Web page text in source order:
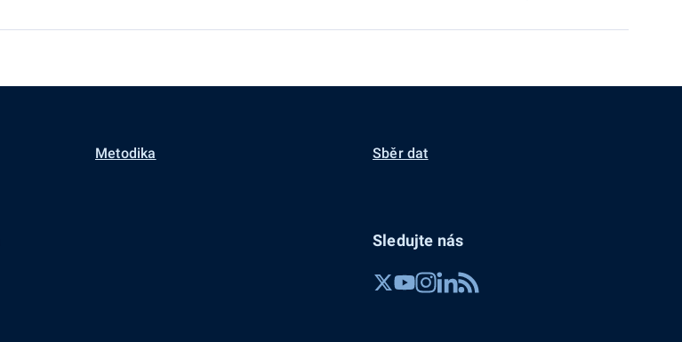
Metodika Sběr dat
Sledujte nás